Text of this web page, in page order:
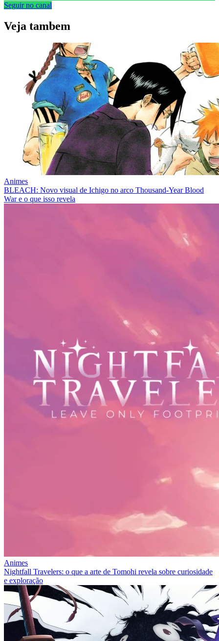
Seguir no canal
Veja tambem
Animes
BLEACH: Novo visual de Ichigo no arco Thousand-Year Blood
War e o que isso revela
Animes
Nightfall Travelers: o que a arte de Tomohi revela sobre curiosidade
e exploração